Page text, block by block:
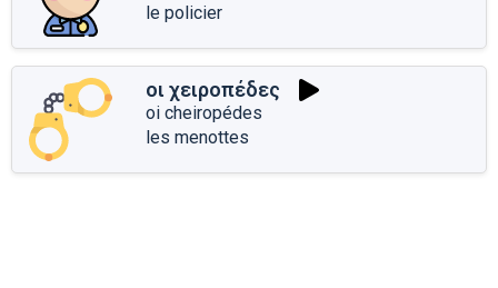
le policier
οι χειροπέδες
oi cheiropédes
les menottes